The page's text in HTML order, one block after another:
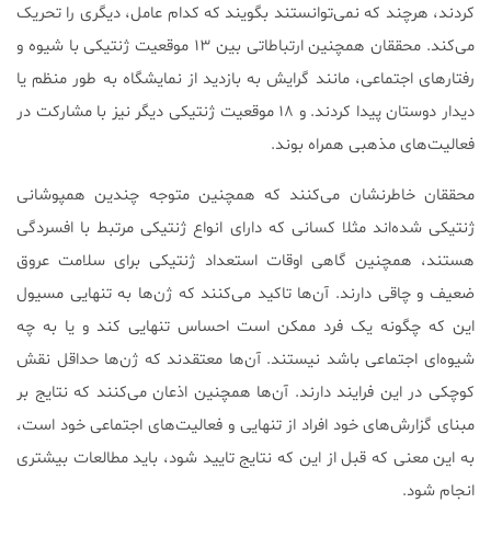
کردند، هرچند که نمی‌توانستند بگویند که کدام عامل، دیگری را تحریک
می‌کند. محققان همچنین ارتباطاتی بین ۱۳ موقعیت ژنتیکی با شیوه و
رفتارهای اجتماعی، مانند گرایش به بازدید از نمایشگاه به طور منظم یا
دیدار دوستان پیدا کردند. و ۱۸ موقعیت ژنتیکی دیگر نیز با مشارکت در
فعالیت‌های مذهبی همراه بوند.
محققان خاطرنشان می‌کنند که همچنین متوجه چندین همپوشانی
ژنتیکی شده‌اند مثلا کسانی که دارای انواع ژنتیکی مرتبط با افسردگی
هستند، همچنین گاهی اوقات استعداد ژنتیکی برای سلامت عروق
ضعیف و چاقی دارند. آن‌ها تاکید می‌کنند که ژن‌ها به تنهایی مسیول
این که چگونه یک فرد ممکن است احساس تنهایی کند و یا به چه
شیوه‌ای اجتماعی باشد نیستند. آن‌ها معتقدند که ژن‌ها حداقل نقش
کوچکی در این فرایند دارند. آن‌ها همچنین اذعان می‌کنند که نتایج بر
مبنای گزارش‌های خود افراد از تنهایی و فعالیت‌های اجتماعی خود است،
به این معنی که قبل از این که نتایج تایید شود، باید مطالعات بیشتری
انجام شود.